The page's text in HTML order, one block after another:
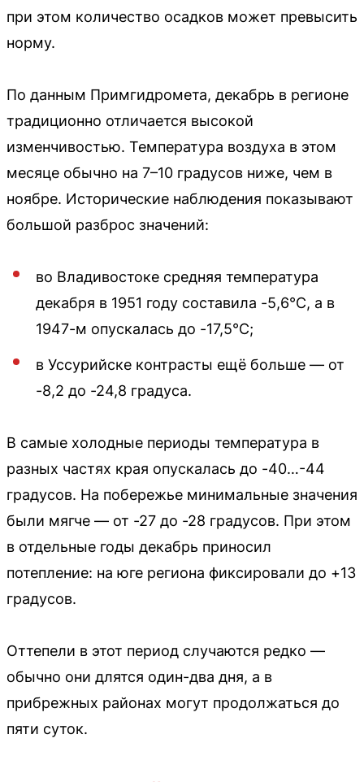
при этом количество осадков может превысить
норму.
По данным Примгидромета, декабрь в регионе
традиционно отличается высокой
изменчивостью. Температура воздуха в этом
месяце обычно на 7–10 градусов ниже, чем в
ноябре. Исторические наблюдения показывают
большой разброс значений:
во Владивостоке средняя температура
декабря в 1951 году составила -5,6°C, а в
1947-м опускалась до -17,5°C;
в Уссурийске контрасты ещё больше — от
-8,2 до -24,8 градуса.
В самые холодные периоды температура в
разных частях края опускалась до -40…-44
градусов. На побережье минимальные значения
были мягче — от -27 до -28 градусов. При этом
в отдельные годы декабрь приносил
потепление: на юге региона фиксировали до +13
градусов.
Оттепели в этот период случаются редко —
обычно они длятся один-два дня, а в
прибрежных районах могут продолжаться до
пяти суток.